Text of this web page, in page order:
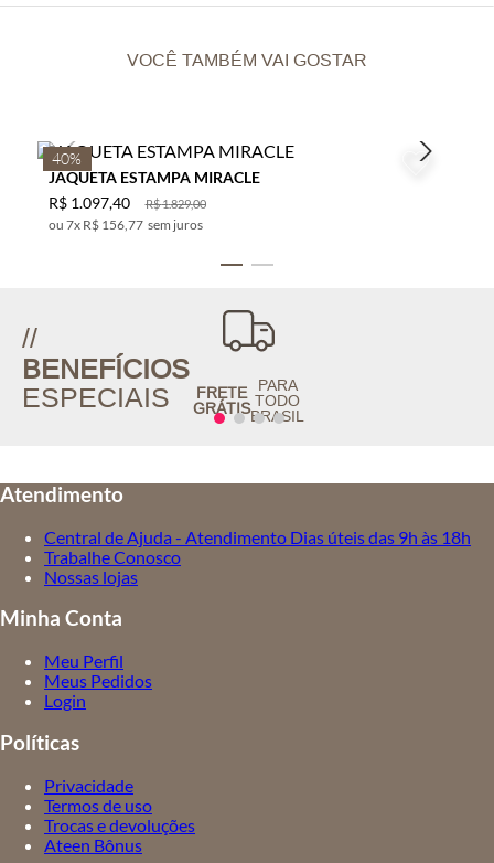
VOCÊ TAMBÉM VAI GOSTAR
40%
JAQUETA ESTAMPA MIRACLE
R$1.829,00
R$ 1.097,40
7x R$ 156,77 sem juros
//
BENEFÍCIOS
ESPECIAIS
FRETE
GRÁTIS
PARA
TODO
BRASIL
Atendimento
Central de Ajuda - Atendimento Dias úteis das 9h às 18h
Trabalhe Conosco
Nossas lojas
Minha Conta
Meu Perfil
Meus Pedidos
Login
Políticas
Privacidade
Termos de uso
Trocas e devoluções
Ateen Bônus